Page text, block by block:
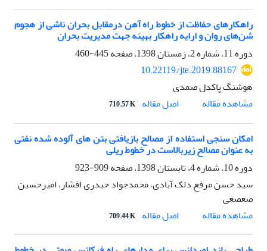
راهکارهای حفاظت از خطوط راه آهن درمقابل بحران ناشی از هجوم
شن‌های روان و ارایه راهکار بهینه جهت مدیریت بحران
دوره 11، شماره 2، زمستان 1398، صفحه
445-460
10.22119/jte.2019.88167
هوشنگ پاکدل صمدی
مشاهده مقاله
اصل مقاله 710.57 K
امکان سنجی استفاده از مصالح بازیافتی بتن های آلوده شده نفتی
به عنوان مصالح زیربالاست در خطوط ریلی
دوره 10، شماره 4، تابستان 1398، صفحه
909-923
سید حسن مرفع دلک آبادی، محمدجواد حیدری افشار، امیرحسین
صعصعی
مشاهده مقاله
اصل مقاله 709.44 K